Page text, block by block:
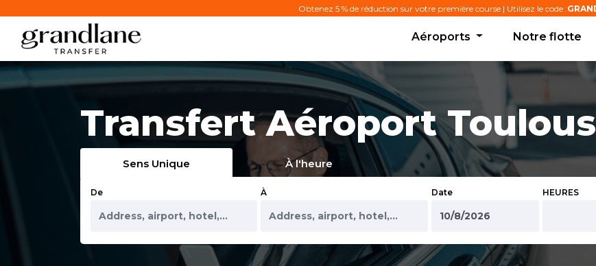
Obtenez 5 % de réduction sur votre première course | Utilisez le code :
Aéroports Notre flotte
Transfert Aéroport
Sens Unique À l'heure
De À Date HEURES